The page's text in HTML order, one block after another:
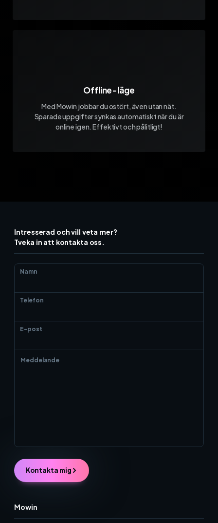
Offline-läge
Med Mowin jobbar du ostört, även utan nät.
Sparade uppgifter synkas automatiskt när du är
online igen. Effektivt och pålitligt!
Mowin
Intresserad och vill veta mer?
Tveka in att kontakta oss.
Namn
Telefon
E-post
Kontakta mig